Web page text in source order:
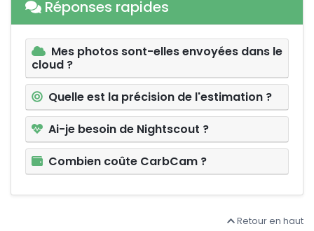
Réponses rapides
Mes photos sont-elles envoyées dans le
cloud ?
Quelle est la précision de l'estimation ?
Ai-je besoin de Nightscout ?
Combien coûte CarbCam ?
Retour en haut